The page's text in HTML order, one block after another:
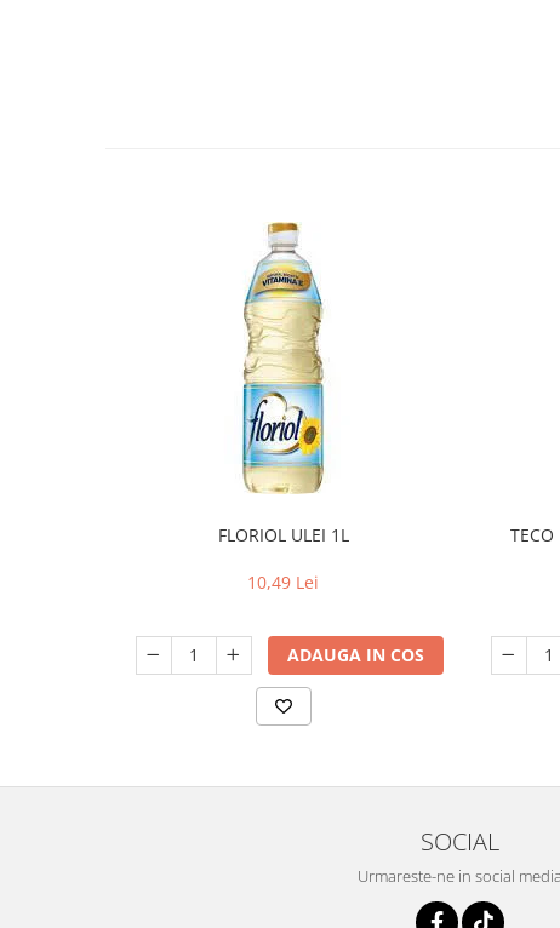
FLORIOL ULEI 1L
10,49 Lei
ADAUGA IN COS
SOCIAL
Urmareste-ne in social media